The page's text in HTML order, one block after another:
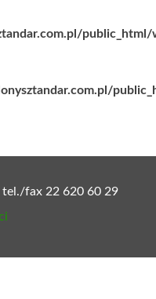
tel./fax 22 620 60 29